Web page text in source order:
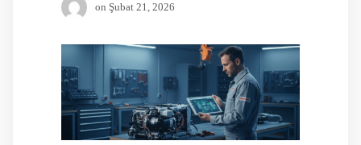
on Şubat 21, 2026